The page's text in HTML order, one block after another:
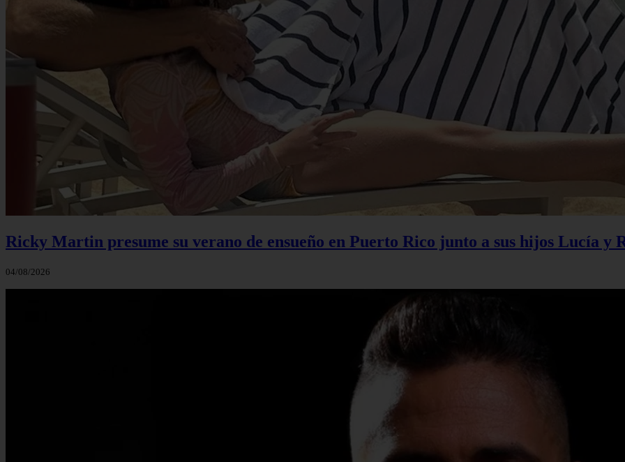
Ricky Martin presume su verano de ensueño en Puerto Rico junto a sus hijos Lucía y
04/08/2026